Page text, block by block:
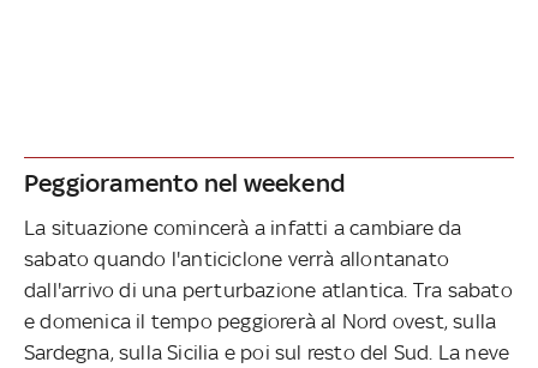
Peggioramento nel weekend
La situazione comincerà a infatti a cambiare da
sabato quando l'anticiclone verrà allontanato
dall'arrivo di una perturbazione atlantica. Tra sabato
e domenica il tempo peggiorerà al Nord ovest, sulla
Sardegna, sulla Sicilia e poi sul resto del Sud. La neve